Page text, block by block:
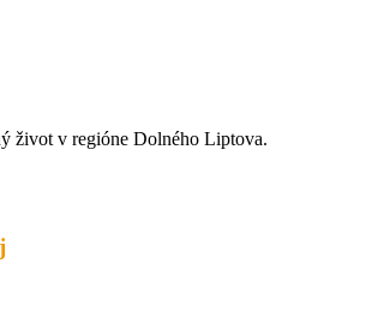
život v regióne Dolného Liptova.